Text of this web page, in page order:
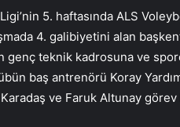
Ligi’nin 5. haftasında ALS
4. galibiyetini alan
genç teknik kadrosuna ve
baş antrenörü Koray
ve Faruk Altunay görev